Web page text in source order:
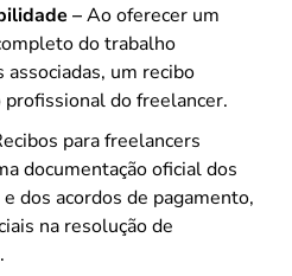
–Ao oferecer um
do trabalho
associadas, um recibo
profissional do freelancer.
para freelancers
documentação oficial dos
dos acordos de pagamento,
na resolução de